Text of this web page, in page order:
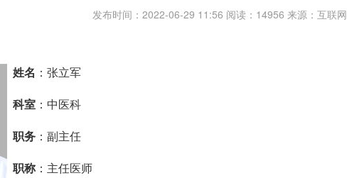
发布时间：2022-06-29 11:56 阅读：14956 来源：互联网
姓名 ：张立军
科室 ：中医科
职务 ：副主任
职称 ：主任医师